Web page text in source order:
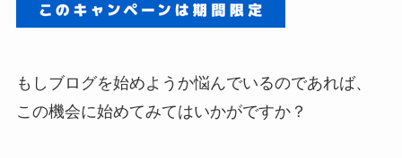
もしブログを始めようか悩んでいるのであれば、
この機会に始めてみてはいかがですか？